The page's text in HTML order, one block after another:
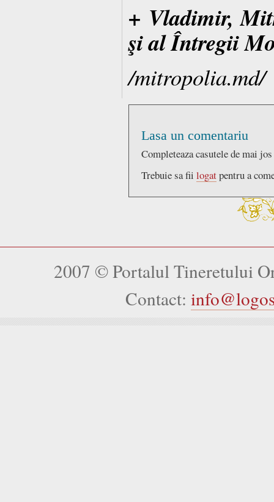
+ Vladimir,
şi al Întregii
/mitropolia.md/
Lasa un comentariu
Completeaza casutele de mai
Trebuie sa fii logatpentru a
2007 © Portalul Tineretului
Contact: